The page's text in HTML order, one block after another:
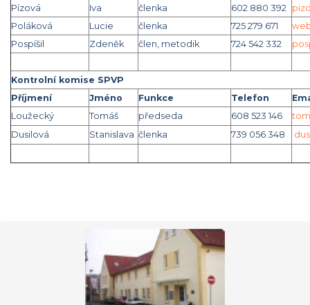
Pízová
Iva členka 602 880 392
Poláková
Lucie členka 725 279 671
Pospíšil
Zdeněk člen, metodik 724 542 332 p
Kontrolní komise SPVP
Příjmení
Jméno Funkce Telefon
Loužecký
Tomáš předseda 608 523 146
Dusilová
Stanislava členka 739 056 348